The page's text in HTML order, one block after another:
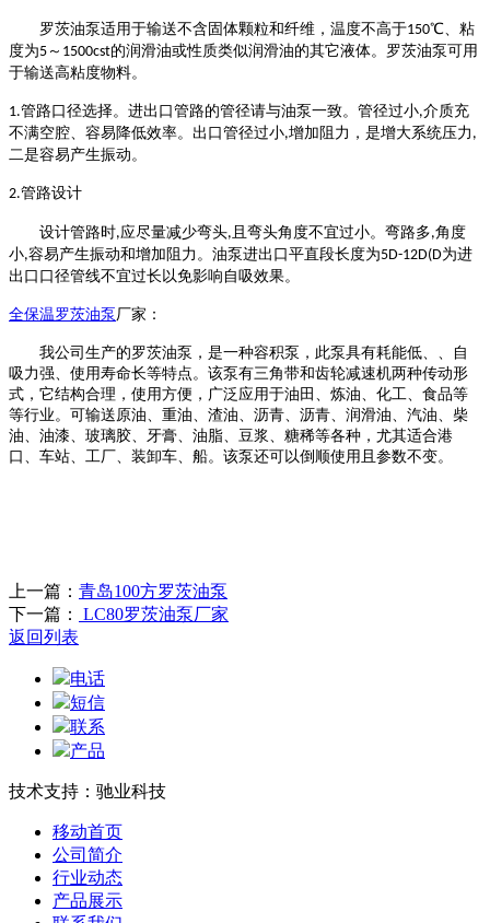
罗茨油泵适用于输送不含固体颗粒和纤维，温度不高于150℃、粘
度为5 ～ 1500cst的润滑油或性质类似润滑油的其它液体。 罗茨油泵可用
于输送高粘度物料。
1.管路口径选择。进出口管路的管径请与油泵一致。管径过小,介质充
不满空腔、容易降低效率。出口管径过小,增加阻力，是增大系统压力 ,
二是容易产生振动。
2.管路设计
设计管路时,应尽量减少弯头, 且弯头角度不宜过小。弯路多,角度
小,容易产生振动和增加阻力。油泵进出口平直段长度为5D-12D(D为进
出口口径管线不宜过长以免影响自吸效果。
全保温罗茨油泵 厂家：
我公司生产的罗茨油泵 ，是一种容积泵，此泵具有耗能低、、自
吸力强、使用寿命长等特点。该泵有三角带和齿轮减速机两种传动形
式，它结构合理，使用方便，广泛应用于油田、炼油、化工、食品等
等行业。可输送原油、重油、渣油、沥青、沥青、润滑油、汽油、柴
油、油漆、玻璃胶、牙膏、油脂、豆浆、糖稀等各种，尤其适合港
口、车站、工厂、装卸车、船。该泵还可以倒顺使用且参数不变。
上一篇： 青岛100方罗茨油泵
下一篇：
LC80罗茨油泵厂家
返回列表
电话
短信
联系
产品
技术支持：驰业科技
移动首页
公司简介
行业动态
产品展示